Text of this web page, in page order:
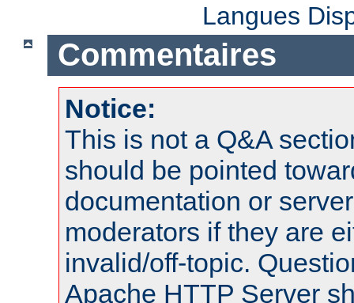
Langues
Commentaires
Notice:
This is not a Q&A
should be pointed
documentation or
moderators if they are
invalid/off-topic.
Apache HTTP Server